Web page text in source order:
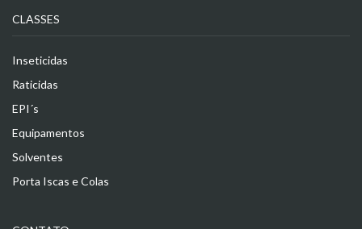
CLASSES
Inseticidas
Raticidas
EPI´s
Equipamentos
Solventes
Porta Iscas e Colas